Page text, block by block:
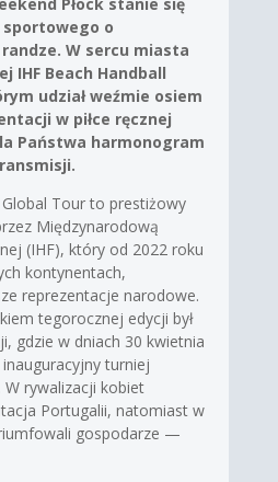
o
W sercu miasta
IHF Beach Handball
udział weźmie osiem
w piłce ręcznej
Państwa harmonogram
Tour to prestiżowy
Międzynarodową
(IHF), który od 2022 roku
kontynentach,
reprezentacje narodowe.
tegorocznej edycji był
gdzie w dniach 30 kwietnia
turniej
rywalizacji kobiet
Portugalii, natomiast w
gospodarze —